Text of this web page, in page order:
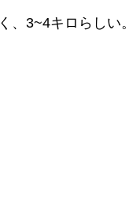
、3~4キロらしい